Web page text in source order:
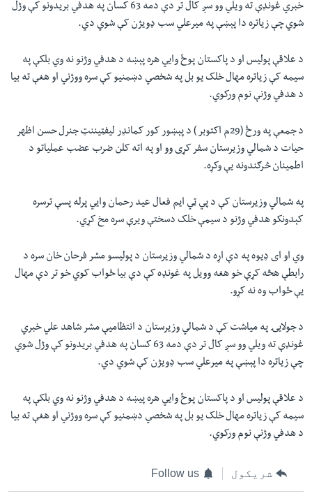
خبري غونډې ته ویلي وو سږ کال تر دې دمه 63 کسان په هدفي بریدونو کې وژل
شوي چې زیاتره دا پېښې په میرعلي سب ډویژن کې شوي دي.
د علاقې پولیس او د پاکستان پوځ وایي هره پېښه د هدفي وژنو نه وي بلکې په
سیمه کې زیاتره مهال خلک یو بل په شخصي دښمنیو کې سره ووژني او هغې ته بیا
د هدفي وژنې نوم ورکوي.
د جمعې په ورځ (29م اکتوبر ) د پېښور کور کمانډر لیفټیننټ جنرل حسن اظهر
حیات د شمالي وزیرستان سفر کړی وو او په اته کلن ضرب عضب عملیاتو د
اطمینان څرګندونه یې وکړه.
په شمالي وزیرستان کې د پي ټي ایم فعال عید رحمان وایي پرله پسې ترسره
کېدونکو هدفي وژنو د سیمې خلک دسختې ویرې سره مخ کړي.
وي او ای ډیوه په دې اړه د شمالي وزیرستان د پولیسو مشر فرحان خان سره د
رابطې هڅه کړې خو هغه وویل په غونډه کې دې بیا ځواب کوي خو تر دې مهال
یې ځواب وه نه کړو.
د جولایۍ په میاشت کې د شمالي وزیرستان د انتظامیې مشر شاهد علي خبري
غونډې ته ویلي وو سږ کال تر دې دمه 63 کسان په هدفي بریدونو کې وژل شوي
چې زیاتره دا پېښې په میرعلي سب ډویژن کې شوي دي.
د علاقې پولیس او د پاکستان پوځ وایي هره پیښه د هدفي وژنو نه وي بلکې په
سیمه کې زیاتره مهال خلک یو بل په شخصي دښمنیو کې سره ووژني او هغې ته بیا
د هدفي وژنې نوم ورکوي.
شریکول Follow us